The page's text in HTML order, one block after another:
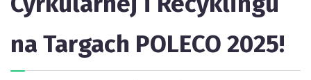
na Targach POLECO 2025!